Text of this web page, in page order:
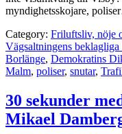
myndighetsskojare,
Category: Friluftsliv, nöje
Vägsaltningens beklagliga
Borlänge, Demokratins
Malm, poliser, snutar,
30 sekunder
Mikael